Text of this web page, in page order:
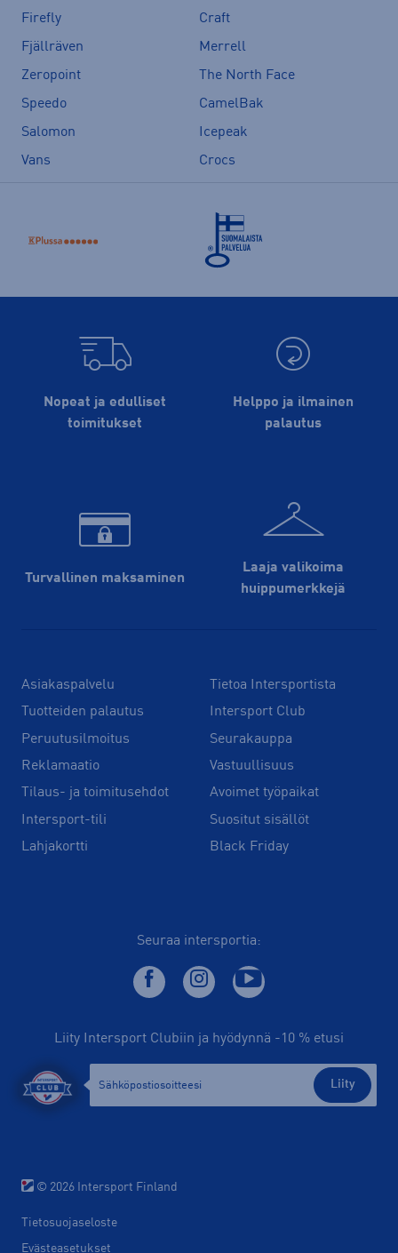
Firefly
Craft
Fjällräven
Merrell
Zeropoint
The North Face
Speedo
CamelBak
Salomon
Icepeak
Vans
Crocs
Nopeat ja edulliset
toimitukset
Helppo ja ilmainen
palautus
Turvallinen maksaminen
Laaja valikoima
huippu­merkkejä
Asiakaspalvelu
Tuotteiden palautus
Peruutusilmoitus
Reklamaatio
Tilaus- ja toimitusehdot
Intersport-tili
Lahjakortti
Tietoa Intersportista
Intersport Club
Seurakauppa
Vastuullisuus
Avoimet työpaikat
Suositut sisällöt
Black Friday
Seuraa intersportia:
Liity Intersport Clubiin ja hyödynnä -10 % etusi
Liity
© 2026 Intersport Finland
Tietosuojaseloste
Evästeasetukset